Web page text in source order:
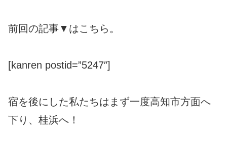
前回の記事▼はこちら。
[kanren postid=”5247″]
宿を後にした私たちはまず一度高知市方面へ
下り、桂浜へ！